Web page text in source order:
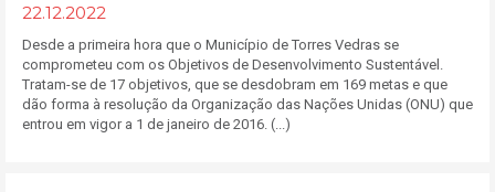
22.12.2022
Desde a primeira hora que o Município de Torres Vedras se
comprometeu com os Objetivos de Desenvolvimento Sustentável.
Tratam-se de 17 objetivos, que se desdobram em 169 metas e que
dão forma à resolução da Organização das Nações Unidas (ONU) que
entrou em vigor a 1 de janeiro de 2016. (...)